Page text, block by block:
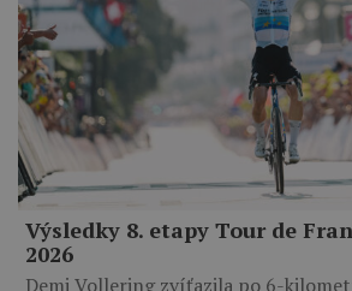
Výsledky 8. etapy Tour de
2026
Demi Vollering zvíťazila po 6-